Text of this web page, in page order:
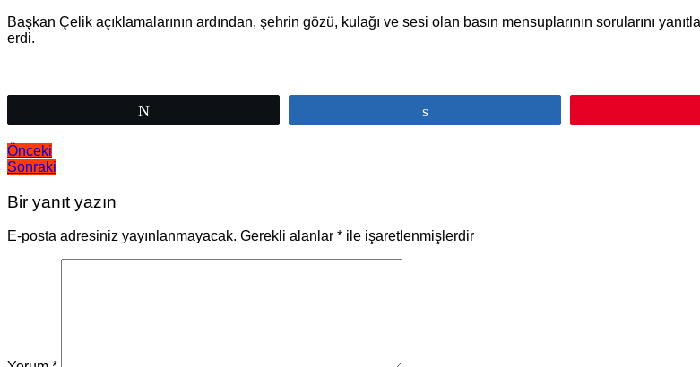
Başkan Çelik açıklamalarının ardından, şehrin gözü, kulağı ve sesi olan basın mensuplarının sorularını
erdi.
Yazı
gezinmesi
Önceki
Sonraki
Bir yanıt yazın
E-posta adresiniz yayınlanmayacak. Gerekli alanlar * ile işaretlenmişlerdir